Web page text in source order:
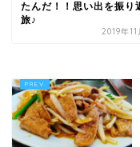
たんだ！！思い出を振り
旅♪
2019年11